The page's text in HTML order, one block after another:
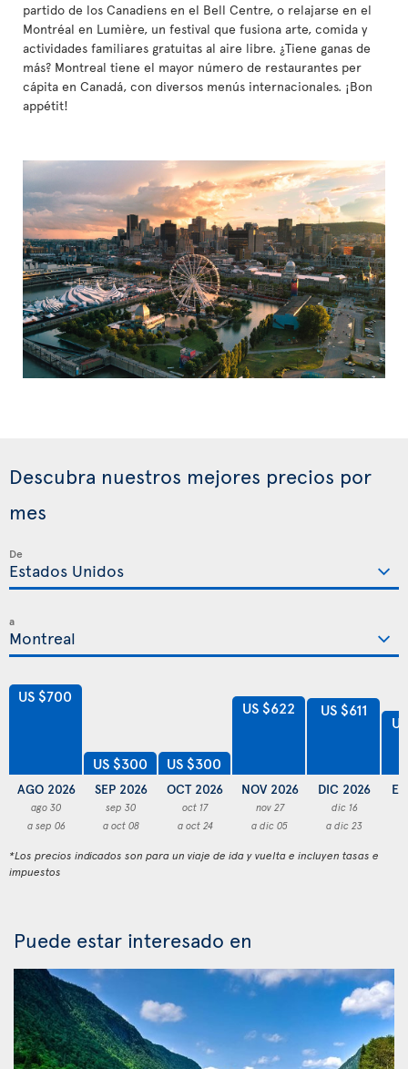
partido de los Canadiens en el Bell Centre, o relajarse en el
Montréal en Lumière, un festival que fusiona arte, comida y
actividades familiares gratuitas al aire libre. ¿Tiene ganas de
más? Montreal tiene el mayor número de restaurantes per
cápita en Canadá, con diversos menús internacionales. ¡Bon
appétit!
Descubra nuestros mejores precios por
mes
De
a
US $700
AGO 2026
ago 30
a sep 06
US $300
SEP 2026
sep 30
a oct 08
US $300
OCT 2026
oct 17
a oct 24
US $622
NOV 2026
nov 27
a dic 05
US $611
DIC 2026
dic 16
a dic 23
*Los precios indicados son para un viaje de ida y vuelta e incluyen tasas e
impuestos
Puede estar interesado en